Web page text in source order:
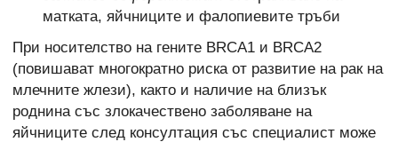
матката, яйчниците и фалопиевите тръби
При носителство на гените BRCA1 и BRCA2
(повишават многократно риска от развитие на рак на
млечните жлези), както и наличие на близък
роднина със злокачествено заболяване на
яйчниците след консултация със специалист може